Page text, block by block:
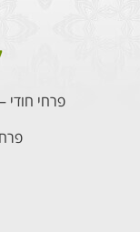
פרחי חודי